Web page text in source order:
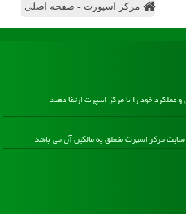
مرکز اسپورت - صفحه اصلی
و عملکرد خود را با مرکز اسپرت ارتقا دهید